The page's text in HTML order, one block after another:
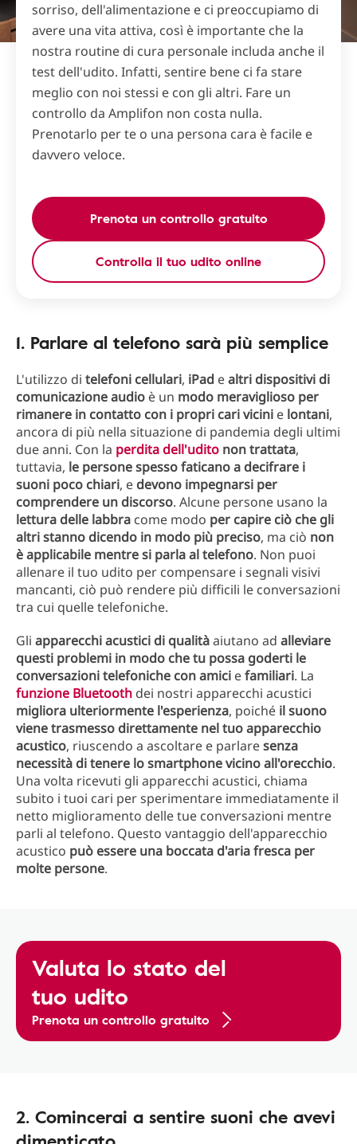
sorriso, dell'alimentazione e ci preoccupiamo di
avere una vita attiva, così è importante che la
nostra routine di cura personale includa anche il
test dell'udito. Infatti, sentire bene ci fa stare
meglio con noi stessi e con gli altri. Fare un
controllo da Amplifon non costa nulla.
Prenotarlo per te o una persona cara è facile e
davvero veloce.
Prenota un controllo gratuito
Controlla il tuo udito online
1. Parlare al telefono sarà più semplice
L'utilizzo di telefoni cellulari, iPad ealtri dispositivi di
comunicazione audio è un modo meraviglioso per
rimanere in contatto con i propri cari vicini e lontani,
ancora di più nella situazione di pandemia degli ultimi
due anni. Con la perdita dell'udito non trattata,
tuttavia, le persone spesso faticano a decifrare i
suoni poco chiari, e devono impegnarsi per
comprendere un discorso. Alcune persone usano la
lettura delle labbra come modo per capire ciò che gli
altri stanno dicendo in modo più preciso, ma ciò non
è applicabile mentre si parla al telefono. Non puoi
allenare il tuo udito per compensare i segnali visivi
mancanti, ciò può rendere più difficili le conversazioni
tra cui quelle telefoniche.
Gli apparecchi acustici di qualitàaiutano ad alleviare
questi problemi in modo che tu possa goderti le
conversazioni telefoniche con amici efamiliari. La
funzione Bluetooth dei nostri apparecchi acustici
migliora ulteriormente l'esperienza, poiché il suono
viene trasmesso direttamente nel tuo apparecchio
acustico, riuscendo a ascoltare e parlaresenza
necessità di tenere lo smartphone vicino all'orecchio.
Una volta ricevuti gli apparecchi acustici, chiama
subito i tuoi cari per sperimentare immediatamente il
netto miglioramento delle tue conversazioni mentre
parli al telefono. Questo vantaggio dell'apparecchio
acustico può essere una boccata d'aria fresca per
molte persone.
Valuta lo stato del
tuo udito
Prenota un controllo gratuito
2. Comincerai a sentire suoni che avevi